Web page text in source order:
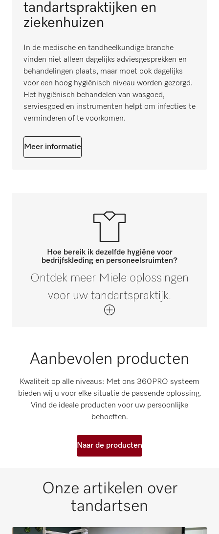
tandartspraktijken en
ziekenhuizen
In de medische en tandheelkundige branche
vinden niet alleen dagelijks adviesgesprekken en
behandelingen plaats, maar moet ook dagelijks
voor een hoog hygiënisch niveau worden gezorgd.
Het hygiënisch behandelen van wasgoed,
serviesgoed en instrumenten helpt om infecties te
verminderen of te voorkomen.
Meer informatie
Hoe bereik ik dezelfde hygiëne voor
bedrijfskleding en personeelsruimten?
Ontdek meer Miele oplossingen
voor uw tandartspraktijk.
Aanbevolen producten
Kwaliteit op alle niveaus: Met ons 360PRO systeem
bieden wij u voor elke situatie de passende oplossing.
Vind de ideale producten voor uw persoonlijke
behoeften.
Naar de producten
Onze artikelen over
tandartsen